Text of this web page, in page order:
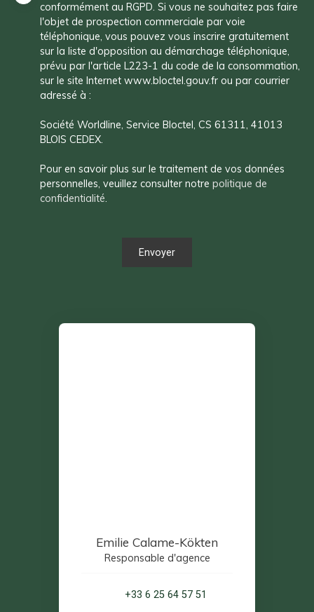
conformément au RGPD. Si vous ne souhaitez pas faire
l'objet de prospection commerciale par voie
téléphonique, vous pouvez vous inscrire gratuitement
sur la liste d'opposition au démarchage téléphonique,
prévu par l'article L223-1 du code de la consommation,
sur le site Internet www.bloctel.gouv.fr ou par courrier
adressé à :
Société Worldline, Service Bloctel, CS 61311, 41013
BLOIS CEDEX.
Pour en savoir plus sur le traitement de vos données
personnelles, veuillez consulter notre politique de
confidentialité.
Envoyer
Emilie Calame-Kökten
Responsable d'agence
+33 6 25 64 57 51